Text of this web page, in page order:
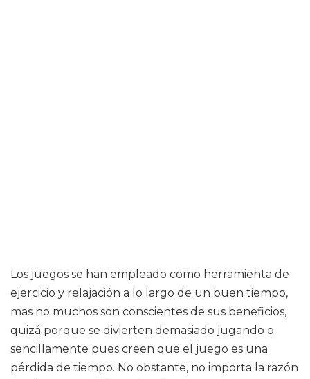
Los juegos se han empleado como herramienta de
ejercicio y relajación a lo largo de un buen tiempo,
mas no muchos son conscientes de sus beneficios,
quizá porque se divierten demasiado jugando o
sencillamente pues creen que el juego es una
pérdida de tiempo. No obstante, no importa la razón